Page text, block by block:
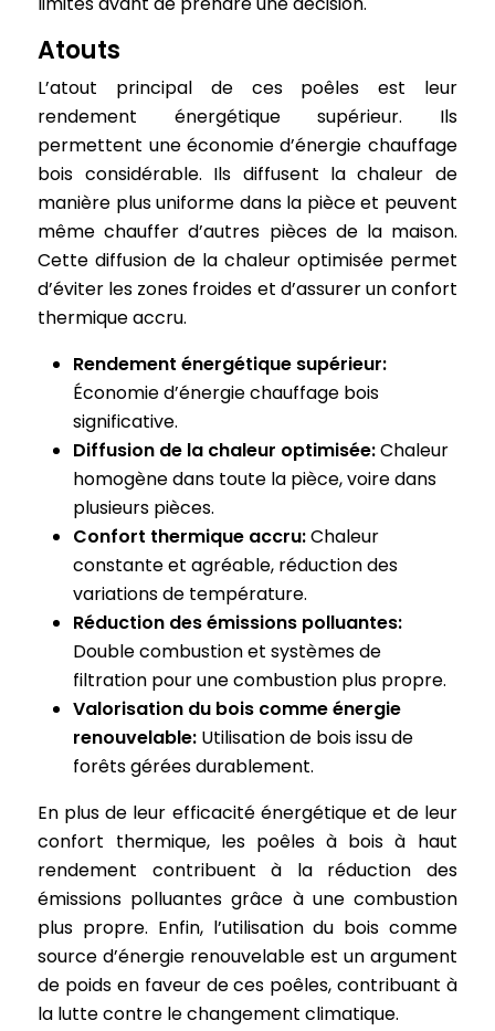
Atouts
L’atout principal de ces poêles est leur
rendement énergétique supérieur. Ils
permettent une économie d’énergie chauffage
bois considérable. Ils diffusent la chaleur de
manière plus uniforme dans la pièce et peuvent
même chauffer d’autres pièces de la maison.
Cette diffusion de la chaleur optimisée permet
d’éviter les zones froides et d’assurer un confort
thermique accru.
Rendement énergétique supérieur:
Économie d’énergie chauffage bois
significative.
Diffusion de la chaleur optimisée:Chaleur
homogène dans toute la pièce, voire dans
plusieurs pièces.
Confort thermique accru:Chaleur
constante et agréable, réduction des
variations de température.
Réduction des émissions polluantes:
Double combustion et systèmes de
filtration pour une combustion plus propre.
Valorisation du bois comme énergie
renouvelable: Utilisation de bois issu de
forêts gérées durablement.
En plus de leur efficacité énergétique et de leur
confort thermique, les poêles à bois à haut
rendement contribuent à la réduction des
émissions polluantes grâce à une combustion
plus propre. Enfin, l’utilisation du bois comme
source d’énergie renouvelable est un argument
de poids en faveur de ces poêles, contribuant à
la lutte contre le changement climatique.